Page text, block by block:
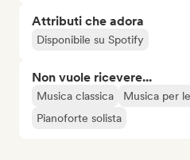
Attributi che adora
Disponibile su Spotify
Non vuole ricevere...
Musica classica
Musica per
Pianoforte solista